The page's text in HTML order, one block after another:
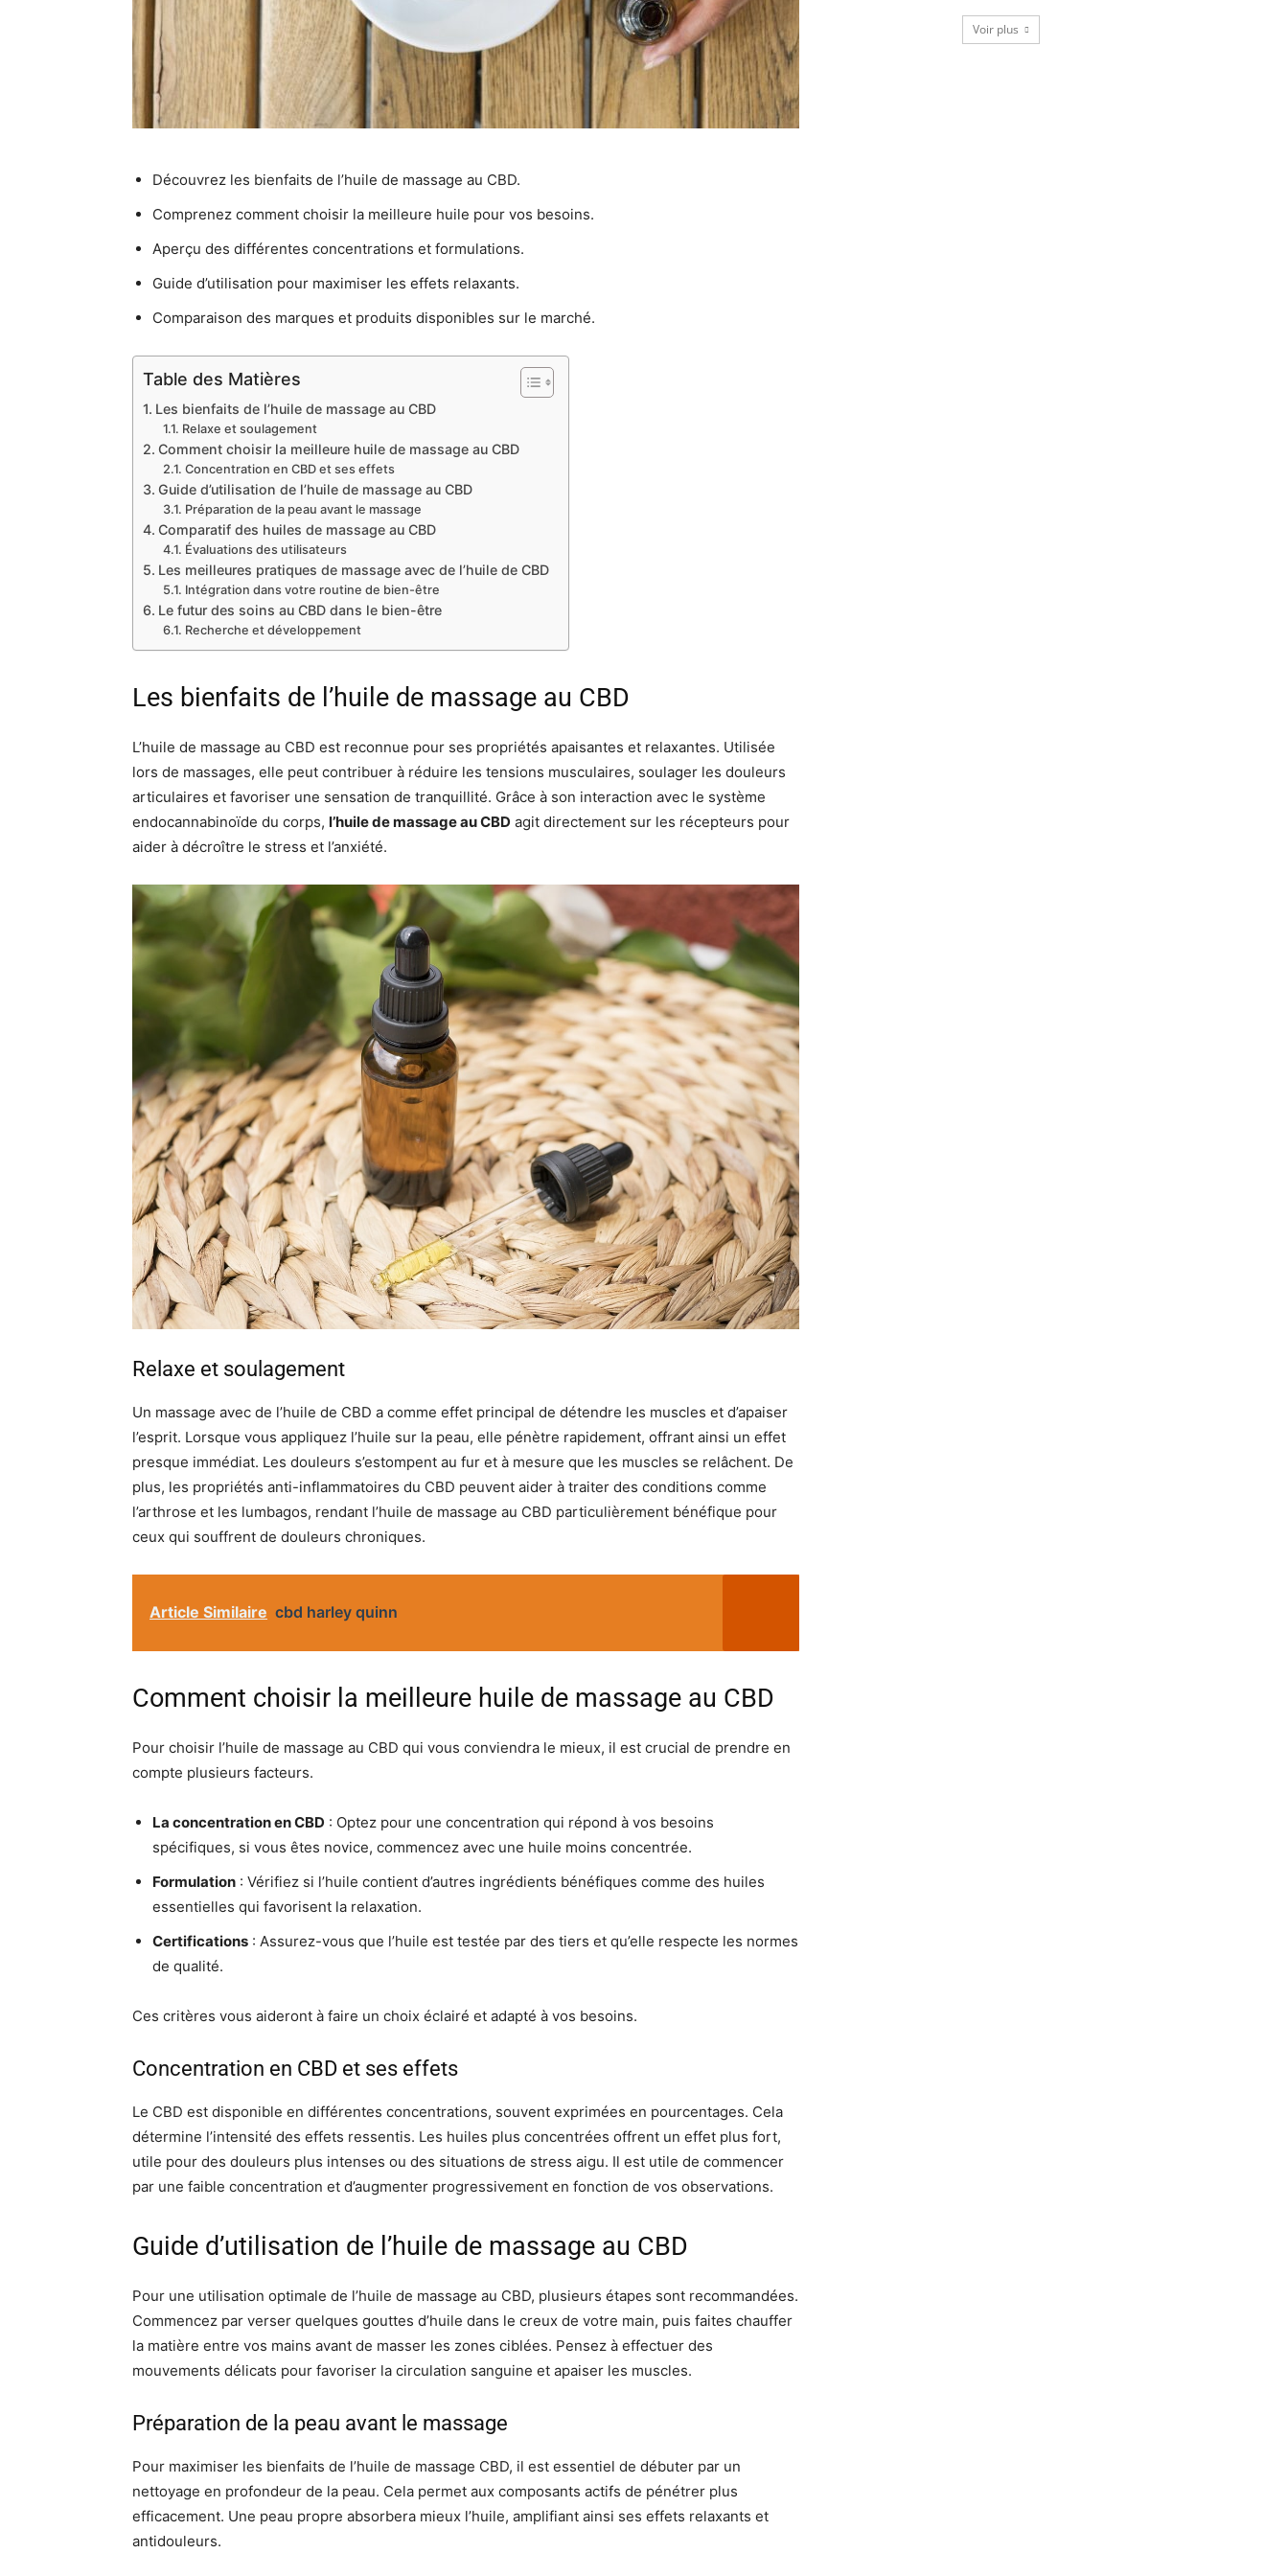
Découvrez les bienfaits de l’huile de massage au CBD.
Comprenez comment choisir la meilleure huile pour vos besoins.
Aperçu des différentes concentrations et formulations.
Guide d’utilisation pour maximiser les effets relaxants.
Comparaison des marques et produits disponibles sur le marché.
Table des Matières
Les bienfaits de l’huile de massage au CBD
Relaxe et soulagement
Comment choisir la meilleure huile de massage au CBD
Concentration en CBD et ses effets
Guide d’utilisation de l’huile de massage au CBD
Préparation de la peau avant le massage
Comparatif des huiles de massage au CBD
Évaluations des utilisateurs
Les meilleures pratiques de massage avec de l’huile de CBD
Intégration dans votre routine de bien-être
Le futur des soins au CBD dans le bien-être
Recherche et développement
Les bienfaits de l’huile de massage au CBD
L’huile de massage au CBD est reconnue pour ses propriétés apaisantes et relaxantes. Utilisée
lors de massages, elle peut contribuer à réduire les tensions musculaires, soulager les douleurs
articulaires et favoriser une sensation de tranquillité. Grâce à son interaction avec le système
endocannabinoïde du corps, l’huile de massage au CBD agit directement sur les récepteurs pour
aider à décroître le stress et l’anxiété.
Relaxe et soulagement
Un massage avec de l’huile de CBD a comme effet principal de détendre les muscles et d’apaiser
l’esprit. Lorsque vous appliquez l’huile sur la peau, elle pénètre rapidement, offrant ainsi un effet
presque immédiat. Les douleurs s’estompent au fur et à mesure que les muscles se relâchent. De
plus, les propriétés anti-inflammatoires du CBD peuvent aider à traiter des conditions comme
l’arthrose et les lumbagos, rendant l’huile de massage au CBD particulièrement bénéfique pour
ceux qui souffrent de douleurs chroniques.
Article Similaire cbd harley quinn
Comment choisir la meilleure huile de massage au CBD
Pour choisir l’huile de massage au CBD qui vous conviendra le mieux, il est crucial de prendre en
compte plusieurs facteurs.
La concentration en CBD : Optez pour une concentration qui répond à vos besoins
spécifiques, si vous êtes novice, commencez avec une huile moins concentrée.
Formulation : Vérifiez si l’huile contient d’autres ingrédients bénéfiques comme des huiles
essentielles qui favorisent la relaxation.
Certifications : Assurez-vous que l’huile est testée par des tiers et qu’elle respecte les normes
de qualité.
Ces critères vous aideront à faire un choix éclairé et adapté à vos besoins.
Concentration en CBD et ses effets
Le CBD est disponible en différentes concentrations, souvent exprimées en pourcentages. Cela
détermine l’intensité des effets ressentis. Les huiles plus concentrées offrent un effet plus fort,
utile pour des douleurs plus intenses ou des situations de stress aigu. Il est utile de commencer
par une faible concentration et d’augmenter progressivement en fonction de vos observations.
Guide d’utilisation de l’huile de massage au CBD
Pour une utilisation optimale de l’huile de massage au CBD, plusieurs étapes sont recommandées.
Commencez par verser quelques gouttes d’huile dans le creux de votre main, puis faites chauffer
la matière entre vos mains avant de masser les zones ciblées. Pensez à effectuer des
mouvements délicats pour favoriser la circulation sanguine et apaiser les muscles.
Préparation de la peau avant le massage
Pour maximiser les bienfaits de l’huile de massage CBD, il est essentiel de débuter par un
nettoyage en profondeur de la peau. Cela permet aux composants actifs de pénétrer plus
efficacement. Une peau propre absorbera mieux l’huile, amplifiant ainsi ses effets relaxants et
antidouleurs.
Voir plus